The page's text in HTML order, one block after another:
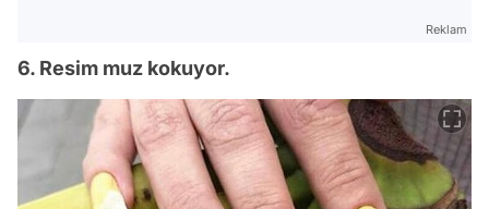
Reklam
6. Resim muz kokuyor.